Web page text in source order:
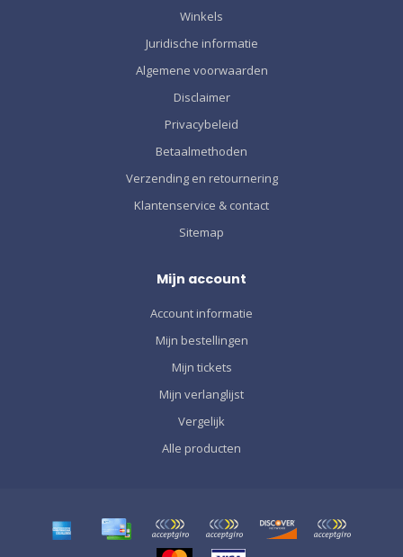
Winkels
Juridische informatie
Algemene voorwaarden
Disclaimer
Privacybeleid
Betaalmethoden
Verzending en retournering
Klantenservice & contact
Sitemap
Mijn account
Account informatie
Mijn bestellingen
Mijn tickets
Mijn verlanglijst
Vergelijk
Alle producten